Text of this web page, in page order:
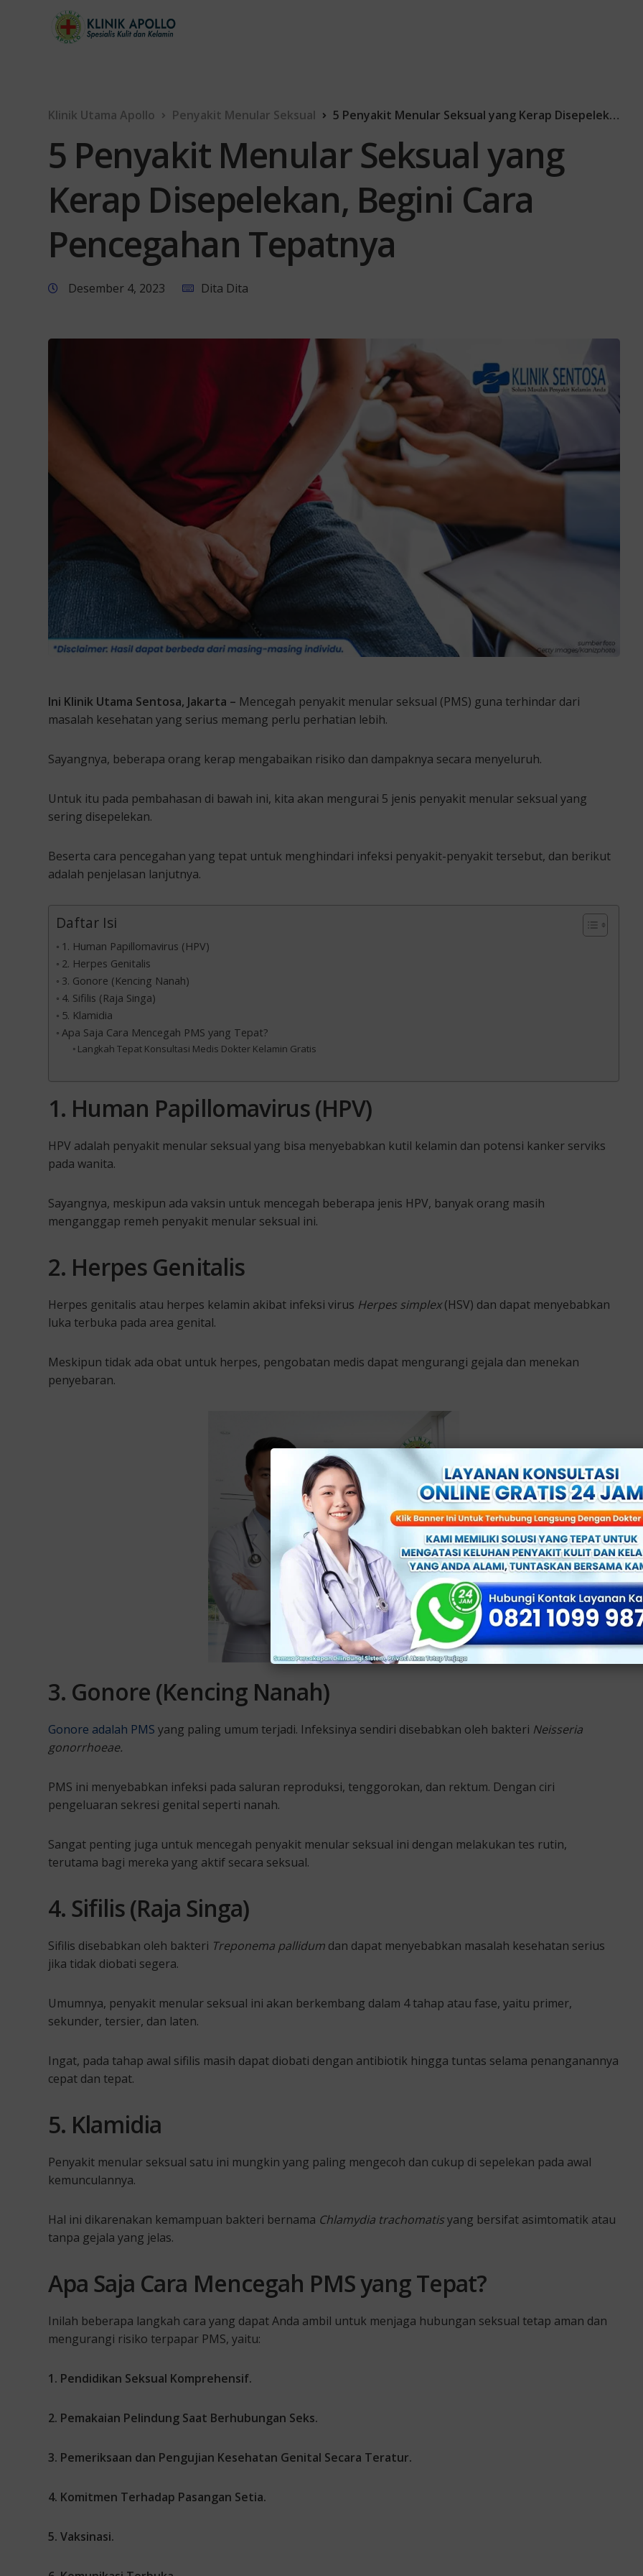
Klinik Utama Apollo Penyakit Menular Seksual 5 Penyakit Menular Seksual yang Kerap Disepelekan, Begini Cara Pencegahan Tepatnya
5 Penyakit Menular Seksual yang
Kerap Disepelekan, Begini Cara
Pencegahan Tepatnya
Desember 4, 2023 Dita Dita
Ini Klinik Utama Sentosa, Jakarta – Mencegah penyakit menular seksual (PMS) guna terhindar dari
masalah kesehatan yang serius memang perlu perhatian lebih.
Sayangnya, beberapa orang kerap mengabaikan risiko dan dampaknya secara menyeluruh.
Untuk itu pada pembahasan di bawah ini, kita akan mengurai 5 jenis penyakit menular seksual yang
sering disepelekan.
Beserta cara pencegahan yang tepat untuk menghindari infeksi penyakit-penyakit tersebut, dan berikut
adalah penjelasan lanjutnya.
Daftar Isi
1. Human Papillomavirus (HPV)
2. Herpes Genitalis
3. Gonore (Kencing Nanah)
4. Sifilis (Raja Singa)
5. Klamidia
Apa Saja Cara Mencegah PMS yang Tepat?
Langkah Tepat Konsultasi Medis Dokter Kelamin Gratis
1. Human Papillomavirus (HPV)
HPV adalah penyakit menular seksual yang bisa menyebabkan kutil kelamin dan potensi kanker serviks
pada wanita.
Sayangnya, meskipun ada vaksin untuk mencegah beberapa jenis HPV, banyak orang masih
menganggap remeh penyakit menular seksual ini.
2. Herpes Genitalis
Herpes genitalis atau herpes kelamin akibat infeksi virus Herpes simplex(HSV) dan dapat menyebabkan
luka terbuka pada area genital.
Meskipun tidak ada obat untuk herpes, pengobatan medis dapat mengurangi gejala dan menekan
penyebaran.
3. Gonore (Kencing Nanah)
Gonore adalah PMS yang paling umum terjadi. Infeksinya sendiri disebabkan oleh bakteri Neisseria
gonorrhoeae.
PMS ini menyebabkan infeksi pada saluran reproduksi, tenggorokan, dan rektum. Dengan ciri
pengeluaran sekresi genital seperti nanah.
Sangat penting juga untuk mencegah penyakit menular seksual ini dengan melakukan tes rutin,
terutama bagi mereka yang aktif secara seksual.
4. Sifilis(Raja Singa)
Sifilis disebabkan oleh bakteri Treponema pallidum dan dapat menyebabkan masalah kesehatan serius
jika tidak diobati segera.
Umumnya, penyakit menular seksual ini akan berkembang dalam 4 tahap atau fase, yaitu primer,
sekunder, tersier, dan laten.
Ingat, pada tahap awal sifilis masih dapat diobati dengan antibiotik hingga tuntas selama penanganannya
cepat dan tepat.
5. Klamidia
Penyakit menular seksual satu ini mungkin yang paling mengecoh dan cukup di sepelekan pada awal
kemunculannya.
Hal ini dikarenakan kemampuan bakteri bernama Chlamydia trachomatisyang bersifat asimtomatik atau
tanpa gejala yang jelas.
Apa Saja Cara Mencegah PMS yang Tepat?
Inilah beberapa langkah cara yang dapat Anda ambil untuk menjaga hubungan seksual tetap aman dan
mengurangi risiko terpapar PMS, yaitu:
1. Pendidikan Seksual Komprehensif.
2. Pemakaian Pelindung Saat Berhubungan Seks.
3. Pemeriksaan dan Pengujian Kesehatan Genital Secara Teratur.
4. Komitmen Terhadap Pasangan Setia.
5. Vaksinasi.